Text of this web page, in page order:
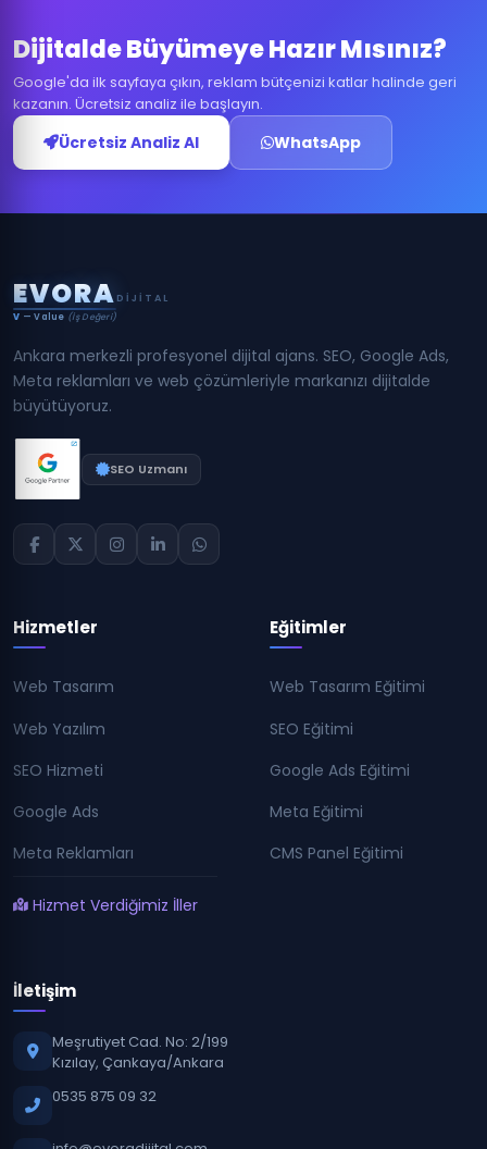
Dijitalde Büyümeye Hazır Mısınız?
Google'da ilk sayfaya çıkın, reklam bütçenizi katlar halinde geri
kazanın. Ücretsiz analiz ile başlayın.
Ücretsiz Analiz Al WhatsApp
EVORA DIJITAL
V — Value (İş Değeri)
Ankara merkezli profesyonel dijital ajans. SEO, Google Ads,
Meta reklamları ve web çözümleriyle markanızı dijitalde
büyütüyoruz.
SEO Uzmanı
Hizmetler
Web Tasarım
Web Yazılım
SEO Hizmeti
Google Ads
Meta Reklamları
Hizmet Verdiğimiz İller
Eğitimler
Web Tasarım Eğitimi
SEO Eğitimi
Google Ads Eğitimi
Meta Eğitimi
CMS Panel Eğitimi
İletişim
Meşrutiyet Cad. No: 2/199
Kızılay, Çankaya/Ankara
0535 875 09 32